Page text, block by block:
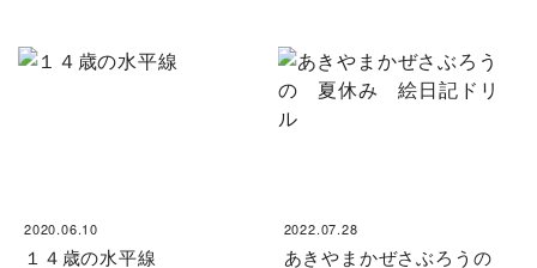
2020.06.10
１４歳の水平線
2022.07.28
あきやまかぜさぶろうの